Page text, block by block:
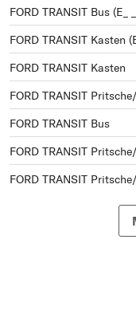
FORD TRANSIT Bus (E_
FORD TRANSIT Kasten
FORD TRANSIT Kasten
FORD TRANSIT
FORD TRANSIT Bus
FORD TRANSIT
FORD TRANSIT
FORD TRANSIT
FORD TRANSIT Bus (V_